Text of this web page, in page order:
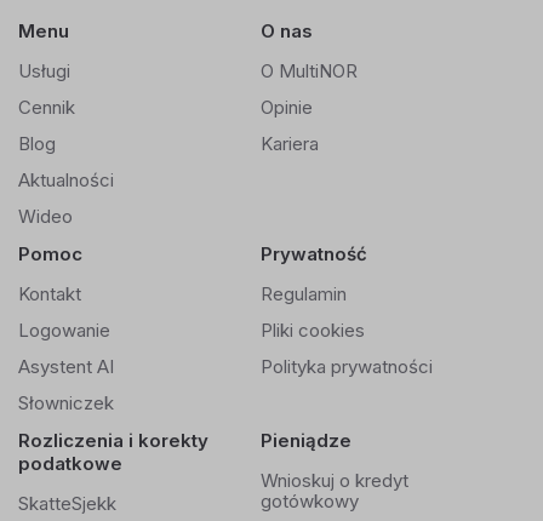
Menu
Usługi
Cennik
Blog
Aktualności
Wideo
O nas
O MultiNOR
Opinie
Kariera
Pomoc
Kontakt
Logowanie
Asystent AI
Słowniczek
Prywatność
Regulamin
Pliki cookies
Polityka prywatności
Rozliczenia i korekty
podatkowe
SkatteSjekk
Pieniądze
Wnioskuj o kredyt
gotówkowy